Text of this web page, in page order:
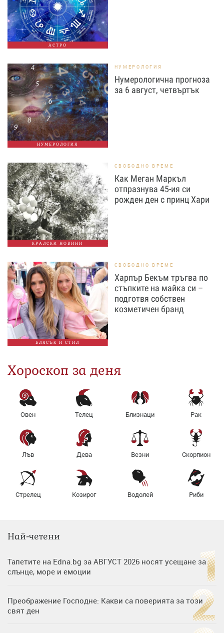
АСТРО
НУМЕРОЛОГИЯ
НУМЕРОЛОГИЯ
Нумерологична прогноза
за 6 август, четвъртък
КРАЛСКИ НОВИНИ
СВОБОДНО ВРЕМЕ
Как Меган Маркъл
отпразнува 45-ия си
рожден ден с принц Хари
БЛЯСЪК И СТИЛ
СВОБОДНО ВРЕМЕ
Харпър Бекъм тръгва по
стъпките на майка си –
подготвя собствен
козметичен бранд
Хороскоп за деня
Овен Телец Близнаци Рак
Лъв Дева Везни Скорпион
Стрелец Козирог Водолей Риби
Най-четени
Тапетите на Edna.bg за АВГУСТ 2026 носят усещане за
слънце, море и емоции
Преображение Господне: Какви са поверията за този
свят ден